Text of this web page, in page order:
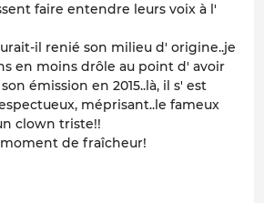
faire entendre leurs voix à l'
il renié son milieu d' origine..je
en moins drôle au point d' avoir
émission en 2015..là, il s' est
méprisant..le fameux
clown triste!!
moment de fraîcheur!